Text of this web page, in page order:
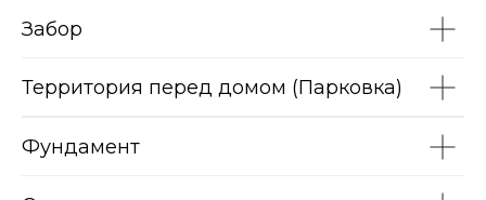
Забор
Территория перед домом (Парковка)
Отделка
Фундамент